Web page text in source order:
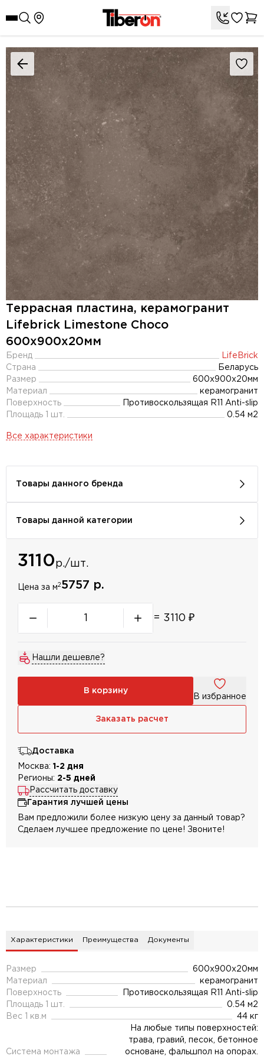
Террасная пластина, керамогранит
Lifebrick Limestone Choco
600x900х20мм
Бренд
LifeBrick
Страна
Беларусь
Размер
600x900x20мм
Материал
керамогранит
Поверхность
Противоскользящая R11 Anti-slip
Площадь 1 шт.
0.54 м2
Все характеристики
Товары данного бренда
Товары данной категории
3110р./шт.
Цена за м2 5757 р.
= 3110 ₽
Нашли дешевле?
В корзину
В избранное
Заказать расчет
Доставка
Москва: 1-2 дня
Регионы: 2-5 дней
Рассчитать доставку
Гарантия лучшей цены
Вам предложили более низкую цену за данный товар?
Сделаем лучшее предложение по цене! Звоните!
Характеристики Преимущества Документы
Размер
600x900x20мм
Материал
керамогранит
Поверхность
Противоскользящая R11 Anti-slip
Площадь 1 шт.
0.54 м2
Вес 1 кв.м
44 кг
Система монтажа
На любые типы поверхностей:
трава, гравий, песок, бетонное
основане, фальшпол на опорах.